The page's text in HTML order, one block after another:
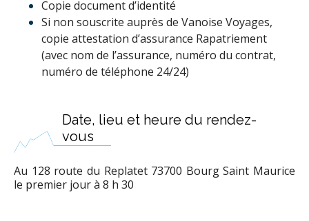
Copie document d’identité
Si non souscrite auprès de Vanoise Voyages,
copie attestation d’assurance Rapatriement
(avec nom de l’assurance, numéro du contrat,
numéro de téléphone 24/24)
Date, lieu et heure du rendez-
vous
Au 128 route du Replatet 73700 Bourg Saint Maurice
le premier jour à 8 h 30